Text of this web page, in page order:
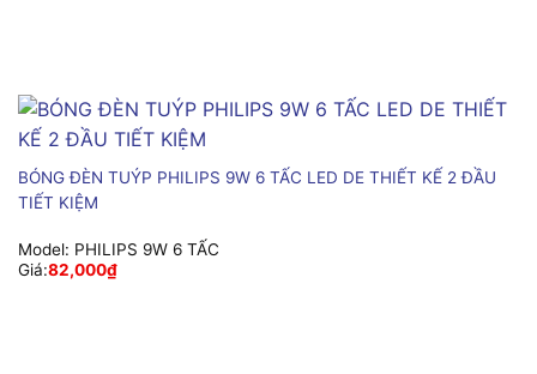
BÓNG ĐÈN TUÝP PHILIPS 9W 6 TẤC LED DE THIẾT KẾ 2 ĐẦU
TIẾT KIỆM
Model: PHILIPS 9W 6 TẤC
Giá:82,000₫